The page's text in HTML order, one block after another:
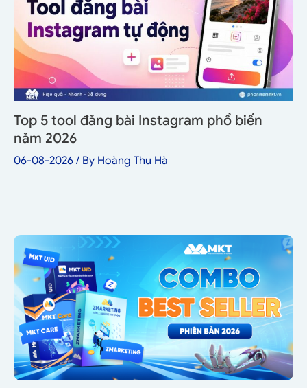
Top 5 tool đăng bài Instagram phổ biến
năm 2026
06-08-2026 / By Hoàng Thu Hà